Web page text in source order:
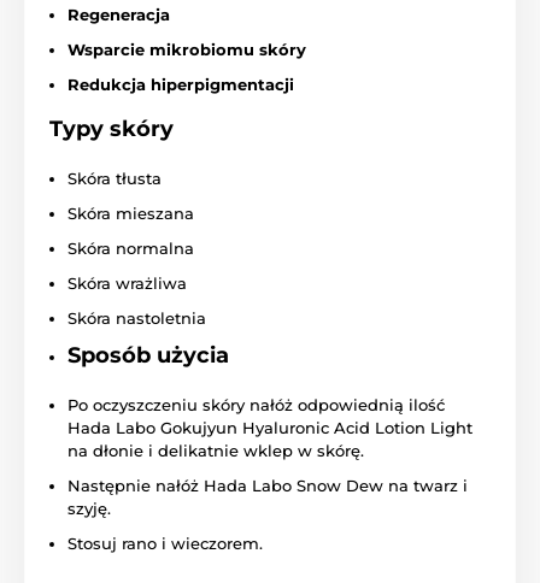
Regeneracja
Wsparcie mikrobiomu skóry
Redukcja hiperpigmentacji
Typy skóry
Skóra tłusta
Skóra mieszana
Skóra normalna
Skóra wrażliwa
Skóra nastoletnia
Sposób użycia
Po oczyszczeniu skóry nałóż odpowiednią ilość
Hada Labo Gokujyun Hyaluronic Acid Lotion Light
na dłonie i delikatnie wklep w skórę.
Następnie nałóż Hada Labo Snow Dew na twarz i
szyję.
Stosuj rano i wieczorem.